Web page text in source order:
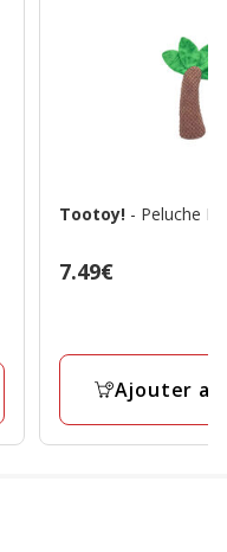
Tootoy! - Peluche
Prix
7.49€
Ajouter